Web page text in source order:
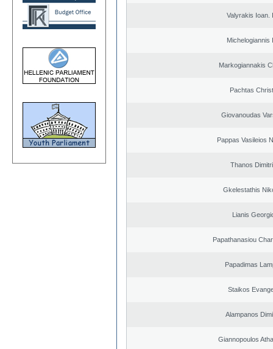
Valyrakis Ioan.
Michelogiannis
Markogiannakis
Pachtas
Giovanoudas
Pappas Vasileios
Thanos
Gkelestathis
Lianis
Papathanasiou
Papadimas
Staikos
Alampanos
Giannopoulos